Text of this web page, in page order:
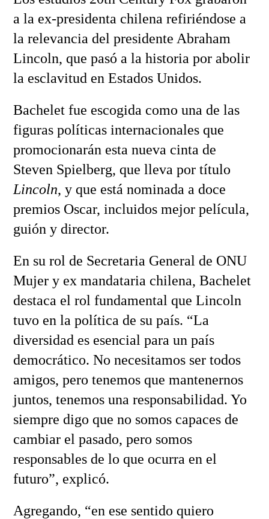
a la ex-presidenta chilena refiriéndose a
la relevancia del presidente Abraham
Lincoln, que pasó a la historia por abolir
la esclavitud en Estados Unidos.
Bachelet fue escogida como una de las
figuras políticas internacionales que
promocionarán esta nueva cinta de
Steven Spielberg, que lleva por título
Lincoln, y que está nominada a doce
premios Oscar, incluidos mejor película,
guión y director.
En su rol de Secretaria General de ONU
Mujer y ex mandataria chilena, Bachelet
destaca el rol fundamental que Lincoln
tuvo en la política de su país. “La
diversidad es esencial para un país
democrático. No necesitamos ser todos
amigos, pero tenemos que mantenernos
juntos, tenemos una responsabilidad. Yo
siempre digo que no somos capaces de
cambiar el pasado, pero somos
responsables de lo que ocurra en el
futuro”, explicó.
Agregando, “en ese sentido quiero